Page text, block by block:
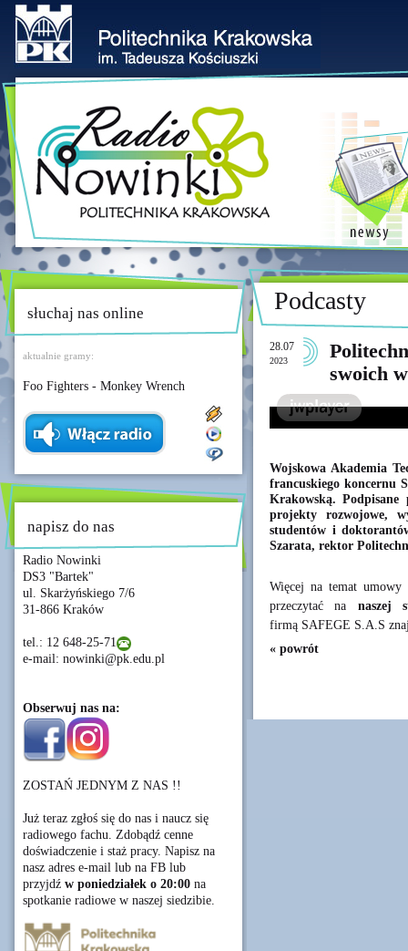
słuchaj nas online
aktualnie gramy:
Foo Fighters - Monkey Wrench
napisz do nas
Radio Nowinki
DS3 "Bartek"
ul. Skarżyńskiego 7/6
31-866 Kraków
tel.: 12 648-25-71
e-mail: nowinki@pk.edu.pl
Obserwuj nas na:
ZOSTAŃ JEDNYM Z NAS !!
Już teraz zgłoś się do nas i naucz się
radiowego fachu. Zdobądź cenne
doświadczenie i staż pracy. Napisz na
nasz adres e-mail lub na FB lub
przyjdź w poniedziałek o 20:00 na
spotkanie radiowe w naszej siedzibie.
Podcasty
28.07
2023
swoich
Wojskowa Akademia
francuskiego koncernu
Krakowską.
projekty rozwojowe,
studentów i
Szarata, rektor
Więcej na temat umowy
przeczytać na naszej
firmą SAFEGE S.A.S
« powrót